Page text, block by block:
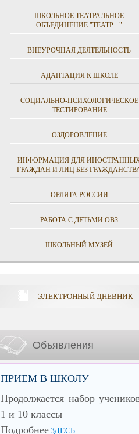
ШКОЛЬНОЕ ТЕАТРАЛЬНОЕ
ОБЪЕДИНЕНИЕ "ТЕАТР +"
ВНЕУРОЧНАЯ ДЕЯТЕЛЬНОСТЬ
АДАПТАЦИЯ К ШКОЛЕ
СОЦИАЛЬНО-ПСИХОЛОГИЧЕСКОЕ
ТЕСТИРОВАНИЕ
ОЗДОРОВЛЕНИЕ
ИНФОРМАЦИЯ ДЛЯ
ГРАЖДАН И ЛИЦ БЕЗ
ОРЛЯТА РОССИИ
РАБОТА С ДЕТЬМИ ОВЗ
ШКОЛЬНЫЙ МУЗЕЙ
ЭЛЕКТРОННЫЙ ДНЕВНИК
Объявления
ПРИЕМ В ШКОЛУ
Продолжается набор
1 и 10 классы
Подробнее ЗДЕСЬ